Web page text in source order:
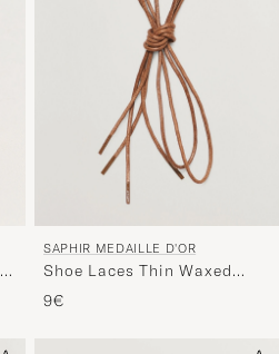
SAPHIR MEDAILLE D'OR
Shoe Laces Thin Waxed
75cm Tobacco
9€